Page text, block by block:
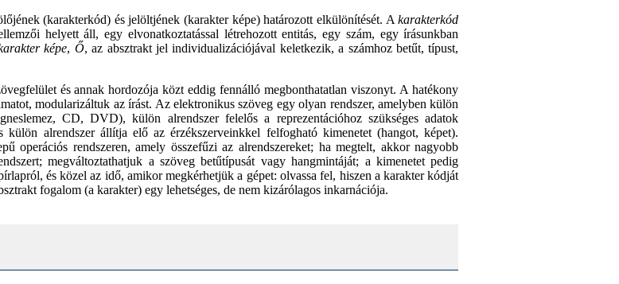
(karakterkód) és jelöltjének (karakter képe) határozott elkülönítését. Akarakterkód
helyett áll, egy elvonatkoztatással létrehozott entitás, egy szám, egy írásunkban
képe, Ő, az absztrakt jel individualizációjával keletkezik, a számhoz betűt, típust,
és annak hordozója közt eddig fennálló megbonthatatlan viszonyt. A hatékony
modularizáltuk az írást. Az elektronikus szöveg egy olyan rendszer, amelyben külön
CD, DVD), külön alrendszer felelős a reprezentációhoz szükséges adatok
alrendszer állítja elő az érzékszerveinkkel felfogható kimenetet (hangot, képet).
operációs rendszeren, amely összefűzi az alrendszereket; ha megtelt, akkor nagyobb
megváltoztathatjuk a szöveg betűtípusát vagy hangmintáját; a kimenetet pedig
és közel az idő, amikor megkérhetjük a gépet: olvassa fel, hiszen a karakter kódját
fogalom (a karakter) egy lehetséges, de nem kizárólagos inkarnációja.